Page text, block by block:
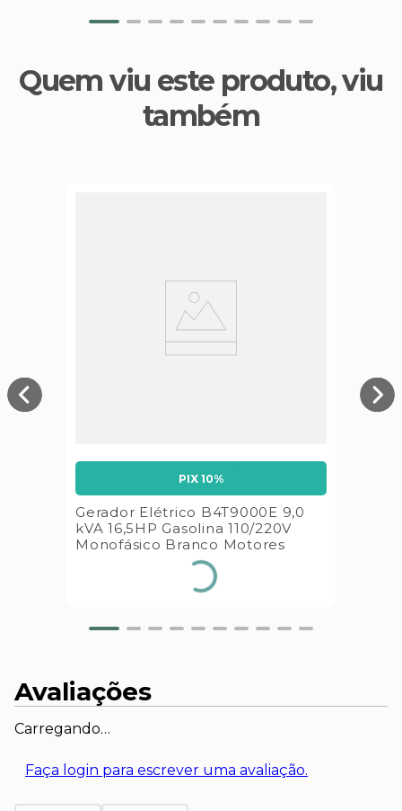
Quem viu este produto, viu
também
PIX 10%
Gerador Elétrico B4T9000E 9,0
kVA 16,5HP Gasolina 110/220V
Monofásico Branco Motores
Avaliações
Carregando…
Faça login para escrever uma avaliação.